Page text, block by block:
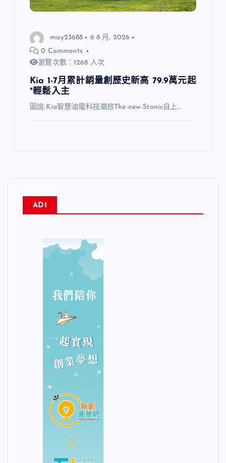
may23688
6 8 月, 2026
0 Comments
瀏覽次數：1268 人次
Kia 1-7月累計銷量創歷史新高 79.9萬元起
*輕鬆入主
圖說:Kia智慧油電科技潮旅The-new-Stonic自上…
AD1